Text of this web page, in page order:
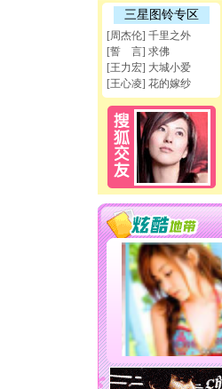
三星图铃专区
[周杰伦] 千里之外
[誓 言] 求佛
[王力宏] 大城小爱
[王心凌] 花的嫁纱